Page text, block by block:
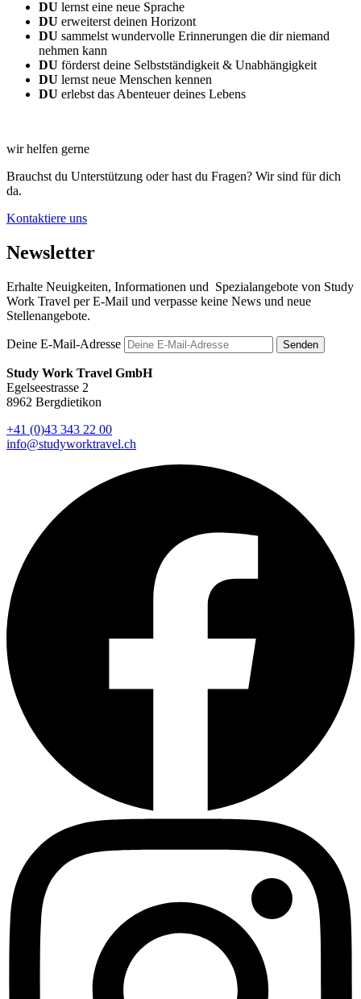
DU lernst eine neue Sprache
DU erweiterst deinen Horizont
DU sammelst wundervolle Erinnerungen die dir niemand
nehmen kann
DU förderst deine Selbstständigkeit & Unabhängigkeit
DU lernst neue Menschen kennen
DU erlebst das Abenteuer deines Lebens
wir helfen gerne
Brauchst du Unterstützung oder hast du Fragen? Wir sind für dich
da.
Kontaktiere uns
Newsletter
Erhalte Neuigkeiten, Informationen und Spezialangebote von Study
Work Travel per E-Mail und verpasse keine News und neue
Stellenangebote.
Deine E-Mail-Adresse Senden
Study Work Travel GmbH
Egelseestrasse 2
8962 Bergdietikon
+41 (0)43 343 22 00
info@studyworktravel.ch